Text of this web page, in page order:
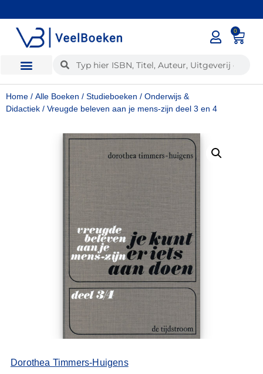
0
Home / Alle Boeken / Studieboeken / Onderwijs &
Didactiek / Vreugde beleven aan je mens-zijn deel 3 en 4
Dorothea Timmers-Huigens